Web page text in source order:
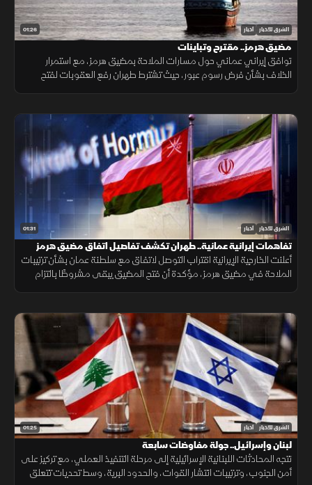
01:26 الشرق للأخبار أخبار
مضيق هرمز.. مقترح وتباينات
توافق إيراني عماني حول مسارات الملاحة بمضيق هرمز، مع استمرار
الخلاف بشأن فرض رسوم عبور، حيث تشترط طهران رفع العقوبات لفتح
01:31 الشرق للأخبار أخبار
تفاهمات إيرانية عمانية.. طهران تكشف تفاصيل اتفاق مضيق هرمز
أعلنت الخارجية الإيرانية اقتراب التوصل لاتفاق مع سلطنة عمان بشأن ترتيبات
الملاحة في مضيق هرمز، مؤكدة أن فتح المضيق يبقى مشروطًا بالتزام
01:25 الشرق للأخبار أخبار
لبنان وإسرائيل.. جولة مفاوضات سابعة
تتجه المحادثات اللبنانية الإسرائيلية إلى مرحلة التنفيذ العملي، مع تركيز على
أمن الجنوب، وترتيبات انتشار القوات، والحدود البرية، وسط تحديات تتعلق